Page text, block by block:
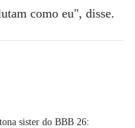
como eu", disse.
sister do BBB 26: